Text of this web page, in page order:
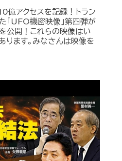
億アクセスを記録！トラン
｢UFO機密映像｣第四弾が
公開！これらの映像はい
ります。みなさんは映像を